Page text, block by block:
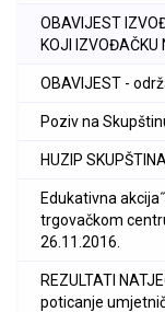
OBAVIJEST
KOJI IZVOĐAČKU
OBAVIJEST -
Poziv na
HUZIP
Edukativna
trgovačkom
26.11.2016.
REZULTATI
poticanje